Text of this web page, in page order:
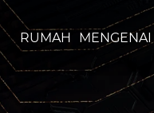
RUMAH MENGENAI